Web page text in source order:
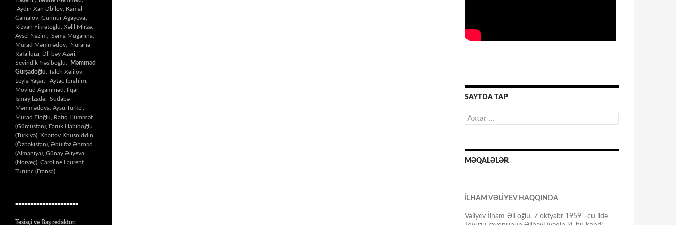
SAYTDA TAP
Axtarış:
MƏQALƏLƏR
İLHAM VƏLİYEV HAQQINDA
Vəliyev İlham Əli oğlu, 7 oktyabr 1959 –cu ildə
Aydın Xan Əbilov, Kamal
Camalov, Günnur Ağayeva,
Rizvan Fikrətoğlu, Xəlil Mirzə,
Aysel Nazim, Səma Muğanna,
Murad Məmmədov, Nuranə
Rafailqızı, Əli bəy Azəri,
Sevindik Nəsiboğlu,
Məmməd
Gürşadoğlu , Taleh Xəlilov,
Leyla Yaşar, Aytac İbrahim,
Mövlud Ağamməd, İlqar
İsmayılzadə, Südabə
Məmmədova, Aysu Türkel,
Murad Eloğlu, Rafiq Hümmət
(Gürcüstan), Faruk Habiboğlu
(Türkiyə), Khaitov Khusniddin
(Özbəkistan), Əbülfəz Əhməd
(Almaniya), Günay Əliyeva
(Norveç). Caroline Laurent
Turunc (Fransa).
=====================
Təsisçi və Baş redaktor: